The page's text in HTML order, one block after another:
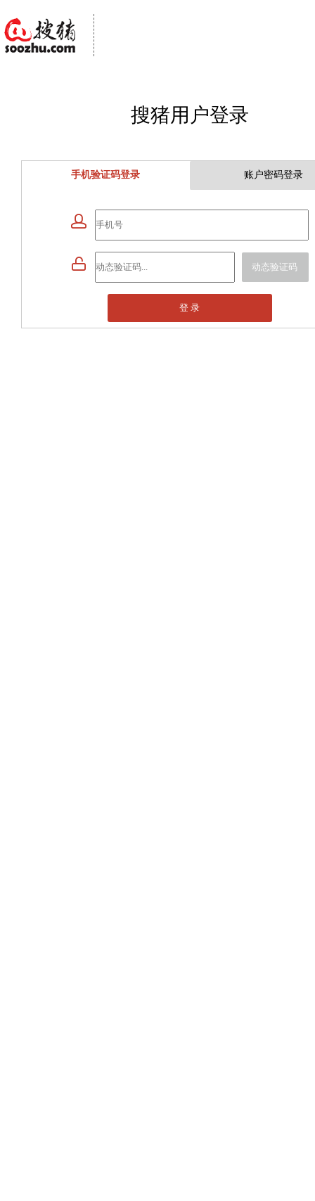
搜猪用户登录
手机验证码登录 账户密码登录

 动态验证码
登 录